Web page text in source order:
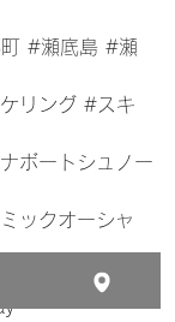
#瀬底島 #瀬
リング #スキ
ボートシュノー
ックオーシャ
#travel